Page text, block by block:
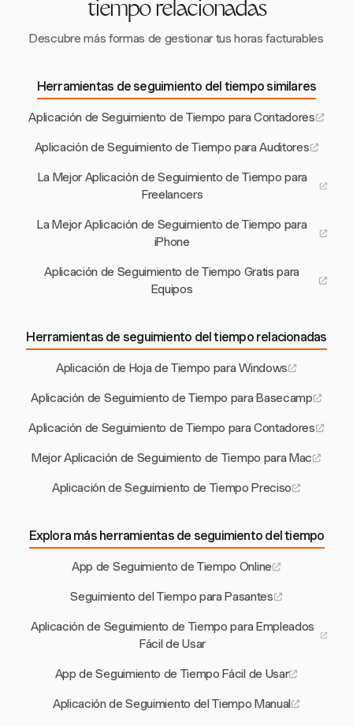
tiempo relacionadas
Descubre más formas de gestionar tus horas facturables
Herramientas de seguimiento del tiempo similares
Aplicación de Seguimiento de Tiempo para Contadores
Aplicación de Seguimiento de Tiempo para Auditores
La Mejor Aplicación de Seguimiento de Tiempo para
Freelancers
La Mejor Aplicación de Seguimiento de Tiempo para
iPhone
Aplicación de Seguimiento de Tiempo Gratis para
Equipos
Herramientas de seguimiento del tiempo relacionadas
Aplicación de Hoja de Tiempo para Windows
Aplicación de Seguimiento de Tiempo para Basecamp
Aplicación de Seguimiento de Tiempo para Contadores
Mejor Aplicación de Seguimiento de Tiempo para Mac
Aplicación de Seguimiento de Tiempo Preciso
Explora más herramientas de seguimiento del tiempo
App de Seguimiento de Tiempo Online
Seguimiento del Tiempo para Pasantes
Aplicación de Seguimiento de Tiempo para Empleados
Fácil de Usar
App de Seguimiento de Tiempo Fácil de Usar
Aplicación de Seguimiento del Tiempo Manual